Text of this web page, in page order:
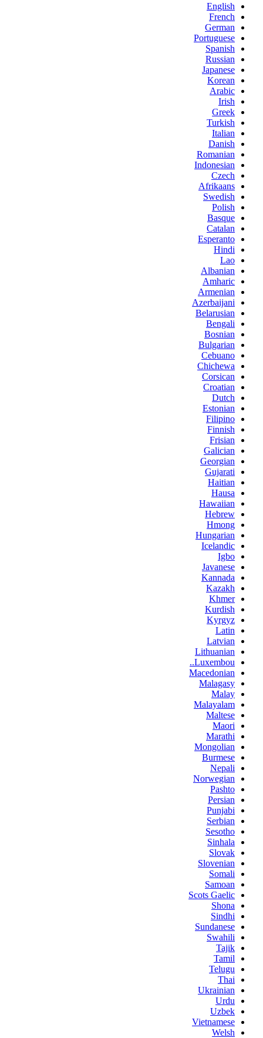
English
French
German
Portuguese
Spanish
Russian
Japanese
Korean
Arabic
Irish
Greek
Turkish
Italian
Danish
Romanian
Indonesian
Czech
Afrikaans
Swedish
Polish
Basque
Catalan
Esperanto
Hindi
Lao
Albanian
Amharic
Armenian
Azerbaijani
Belarusian
Bengali
Bosnian
Bulgarian
Cebuano
Chichewa
Corsican
Croatian
Dutch
Estonian
Filipino
Finnish
Frisian
Galician
Georgian
Gujarati
Haitian
Hausa
Hawaiian
Hebrew
Hmong
Hungarian
Icelandic
Igbo
Javanese
Kannada
Kazakh
Khmer
Kurdish
Kyrgyz
Latin
Latvian
Lithuanian
Luxembou..
Macedonian
Malagasy
Malay
Malayalam
Maltese
Maori
Marathi
Mongolian
Burmese
Nepali
Norwegian
Pashto
Persian
Punjabi
Serbian
Sesotho
Sinhala
Slovak
Slovenian
Somali
Samoan
Scots Gaelic
Shona
Sindhi
Sundanese
Swahili
Tajik
Tamil
Telugu
Thai
Ukrainian
Urdu
Uzbek
Vietnamese
Welsh